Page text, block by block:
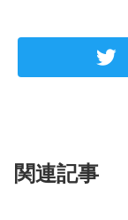
関連記事